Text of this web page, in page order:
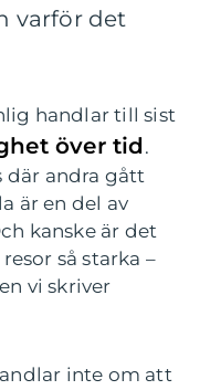
varför det
handlar till sist
över tid.
där andra gått
är en del av
kanske är det
så starka –
vi skriver
inte om att